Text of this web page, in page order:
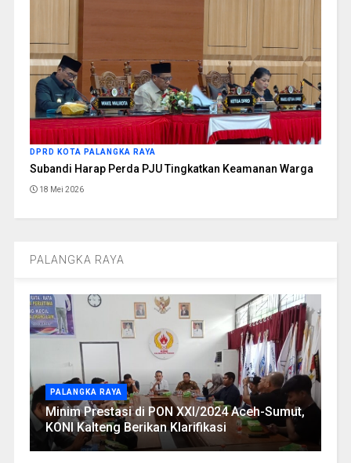
DPRD KOTA PALANGKA RAYA
Subandi Harap Perda PJU Tingkatkan Keamanan Warga
18 Mei 2026
PALANGKA RAYA
PALANGKA RAYA
Minim Prestasi di PON XXI/2024 Aceh-Sumut,
KONI Kalteng Berikan Klarifikasi